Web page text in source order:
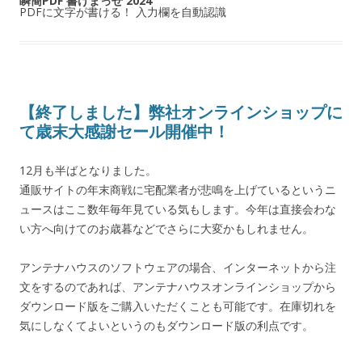
PDFに文字が書ける！ 入力欄を自動認識
【終了しました】弊社オンラインショップに
て歳末大感謝セール開催中！
12月も半ばとなりました。
通販サイトの年末商戦に宅配業者が悲鳴を上げているというニ
ュースはここ数年毎年見ている気もします。今年は直接会わな
い方へ向けてのお歳暮などでさらに大変かもしれません。
アンテナハウスのソフトウェアの場合、インターネットから注
文をするのであれば、アンテナハウスオンラインショップから
ダウンロード版をご購入いただくことも可能です。在庫切れを
気にしなくてよいというのもダウンロード版の利点です。